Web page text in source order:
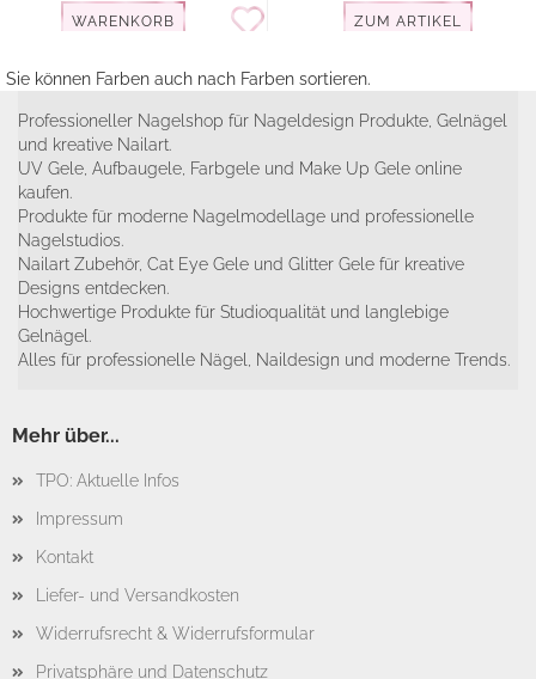
WARENKORB ZUM ARTIKEL
Sie können Farben auch nach Farben sortieren.
Professioneller Nagelshop für Nageldesign Produkte, Gelnägel
und kreative Nailart.
UV Gele, Aufbaugele, Farbgele und Make Up Gele online
kaufen.
Produkte für moderne Nagelmodellage und professionelle
Nagelstudios.
Nailart Zubehör, Cat Eye Gele und Glitter Gele für kreative
Designs entdecken.
Hochwertige Produkte für Studioqualität und langlebige
Gelnägel.
Alles für professionelle Nägel, Naildesign und moderne Trends.
Mehr über...
TPO: Aktuelle Infos
Impressum
Kontakt
Liefer- und Versandkosten
Widerrufsrecht & Widerrufsformular
Privatsphäre und Datenschutz